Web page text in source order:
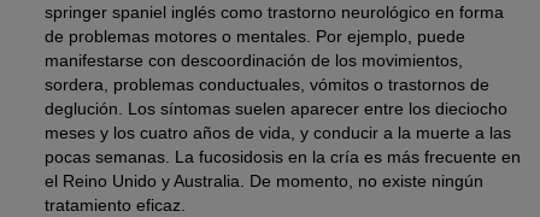
springer spaniel inglés como trastorno neurológico en forma
de problemas motores o mentales. Por ejemplo, puede
manifestarse con descoordinación de los movimientos,
sordera, problemas conductuales, vómitos o trastornos de
deglución. Los síntomas suelen aparecer entre los dieciocho
meses y los cuatro años de vida, y conducir a la muerte a las
pocas semanas. La fucosidosis en la cría es más frecuente en
el Reino Unido y Australia. De momento, no existe ningún
tratamiento eficaz.